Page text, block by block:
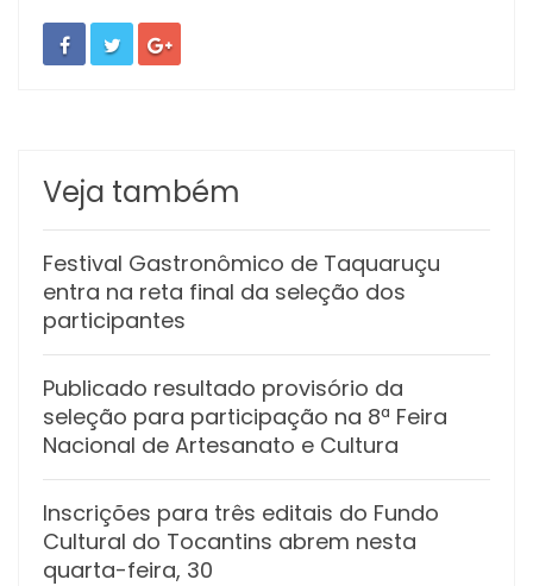
Veja também
Festival Gastronômico de Taquaruçu
entra na reta final da seleção dos
participantes
Publicado resultado provisório da
seleção para participação na 8ª Feira
Nacional de Artesanato e Cultura
Inscrições para três editais do Fundo
Cultural do Tocantins abrem nesta
quarta-feira, 30